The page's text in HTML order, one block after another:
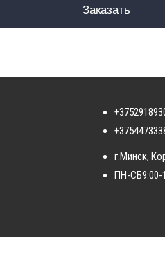
г.Минск,
ПН-СБ9:00-